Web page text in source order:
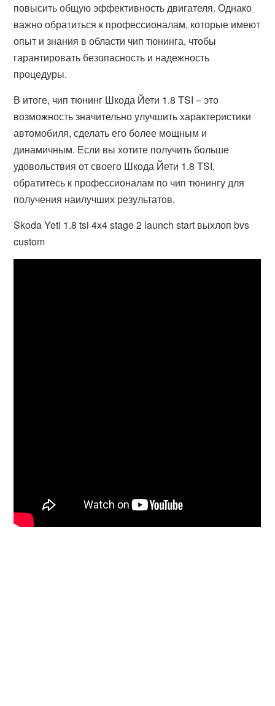
повысить общую эффективность двигателя. Однако
важно обратиться к профессионалам, которые имеют
опыт и знания в области чип тюнинга, чтобы
гарантировать безопасность и надежность
процедуры.
В итоге, чип тюнинг Шкода Йети 1.8 TSI – это
возможность значительно улучшить характеристики
автомобиля, сделать его более мощным и
динамичным. Если вы хотите получить больше
удовольствия от своего Шкода Йети 1.8 TSI,
обратитесь к профессионалам по чип тюнингу для
получения наилучших результатов.
Skoda Yeti 1.8 tsi 4x4 stage 2 launch start выхлоп bvs
custom